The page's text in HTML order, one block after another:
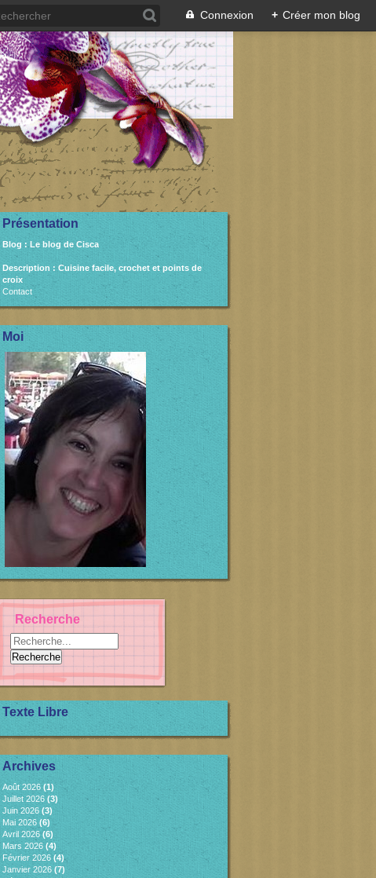
Connexion + Créer mon blog
Présentation
Blog : Le blog de Cisca
Description : Cuisine facile, crochet et points de
croix
Contact
Moi
Recherche
Texte Libre
Archives
Août 2026(1)
Juillet 2026 (3)
Juin 2026 (3)
Mai 2026 (6)
Avril 2026 (6)
Mars 2026 (4)
Février 2026(4)
Janvier 2026 (7)